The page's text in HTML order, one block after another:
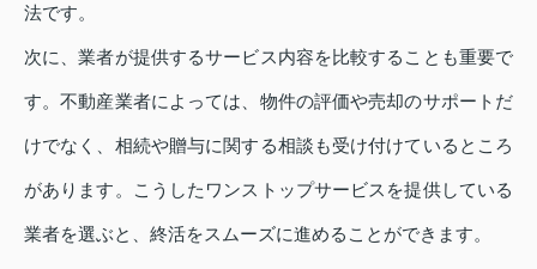
法です。
次に、業者が提供するサービス内容を比較することも重要で
す。不動産業者によっては、物件の評価や売却のサポートだ
けでなく、相続や贈与に関する相談も受け付けているところ
があります。こうしたワンストップサービスを提供している
業者を選ぶと、終活をスムーズに進めることができます。